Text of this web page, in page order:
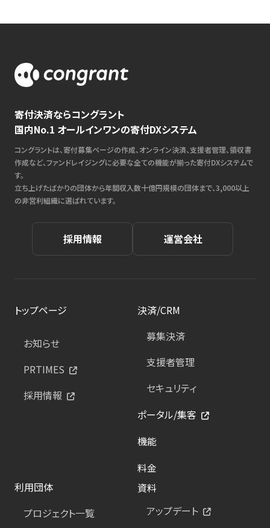
寄付決済ならコングラント
国内No.1 オールインワンの寄付DXシステム
コングラントは、寄付募集ページの作成、オンライン決済、支援者管理、領収書
作成など、ファンドレイジングに必要な全ての機能が揃った寄付DXシステムで
す。
立ち上げたばかりの団体から年間収入数十億円規模の団体まで、3,000以上
の非営利組織に選ばれています。
採用情報 運営会社
トップページ
お知らせ
PRTIMES
採用情報
決済/CRM
募集決済
支援者管理
セキュリティ
ポータル/集客
機能
料金
利用団体
プロジェクト一覧
資料
アップデート